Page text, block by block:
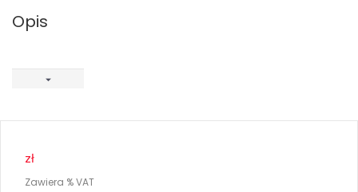
Opis
zł
Zawiera % VAT